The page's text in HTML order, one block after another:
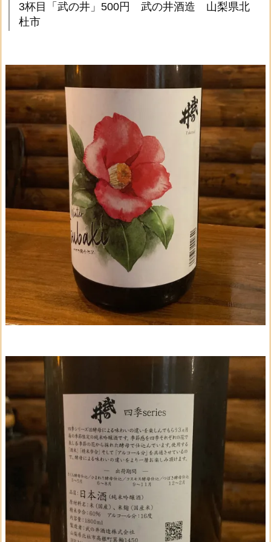
3杯目「武の井」500円 武の井酒造 山梨県北
杜市